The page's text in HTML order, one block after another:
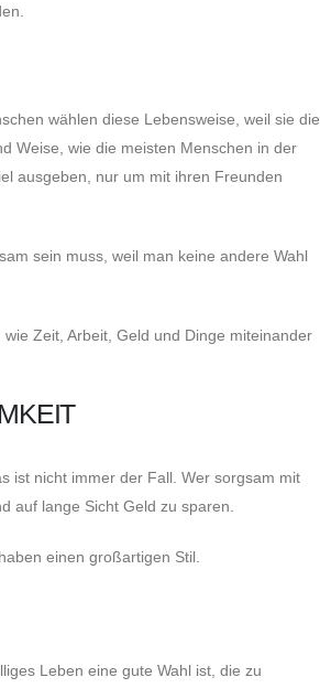
wählen diese Lebensweise, weil sie die
Weise, wie die meisten Menschen in der
ausgeben, nur um mit ihren Freunden
sein muss, weil man keine andere Wahl
Zeit, Arbeit, Geld und Dinge miteinander
ist nicht immer der Fall. Wer sorgsam mit
auf lange Sicht Geld zu sparen.
einen großartigen Stil.
Leben eine gute Wahl ist, die zu